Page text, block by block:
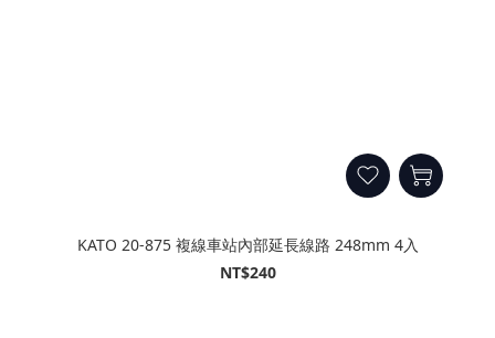
KATO 20-875 複線車站內部延長線路 248mm 4入
NT$240